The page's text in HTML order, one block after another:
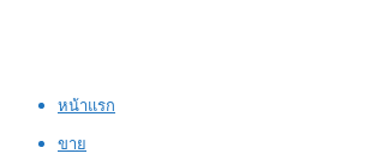
หน้าแรก
ขาย